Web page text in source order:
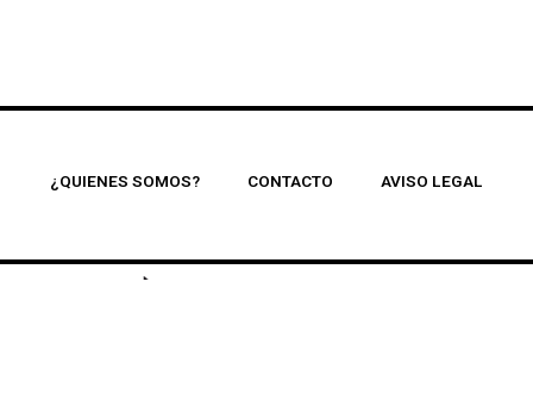
¿QUIENES SOMOS? CONTACTO AVISO LEGAL